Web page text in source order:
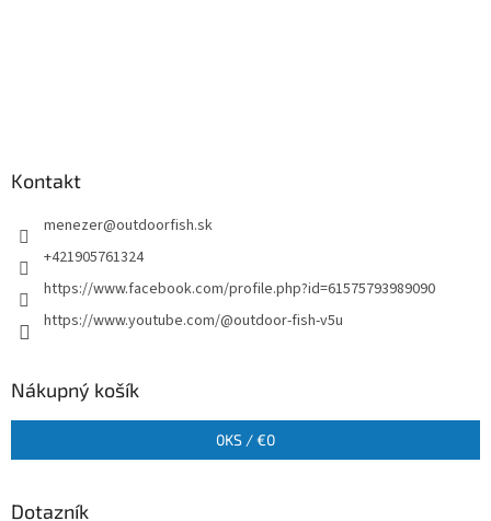
Kontakt
menezer@outdoorfish.sk
+421905761324
https://www.facebook.com/profile.php?id=61575793989090
https://www.youtube.com/@outdoor-fish-v5u
Nákupný košík
0KS /€0
Dotazník